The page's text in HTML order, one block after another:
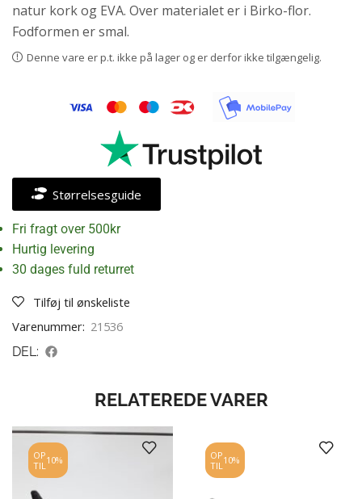
natur kork og EVA. Over materialet er i Birko-flor.
Fodformen er smal.
Denne vare er p.t. ikke på lager og er derfor ikke tilgængelig.
Størrelsesguide
Fri fragt over 500kr
Hurtig levering
30 dages fuld returret
Tilføj til ønskeliste
Varenummer: 21536
DEL:
RELATEREDE VARER
OP
TIL 10%
OP
TIL 10%